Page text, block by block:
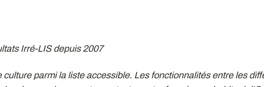
Irré-LIS depuis 2007
culture parmi la liste accessible. Les fonctionnalités entre les